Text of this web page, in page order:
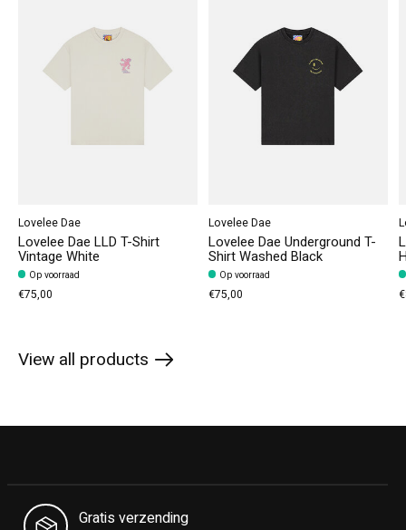
Lovelee Dae
Lovelee Dae LLD T-Shirt
Vintage White
Op voorraad
€75,00
Lovelee Dae
Lovelee Dae Underground T-
Shirt Washed Black
Op voorraad
€75,00
View all products
Gratis verzending